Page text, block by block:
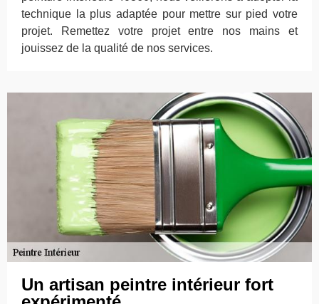
technique la plus adaptée pour mettre sur pied votre
projet. Remettez votre projet entre nos mains et
jouissez de la qualité de nos services.
Un artisan peintre intérieur fort